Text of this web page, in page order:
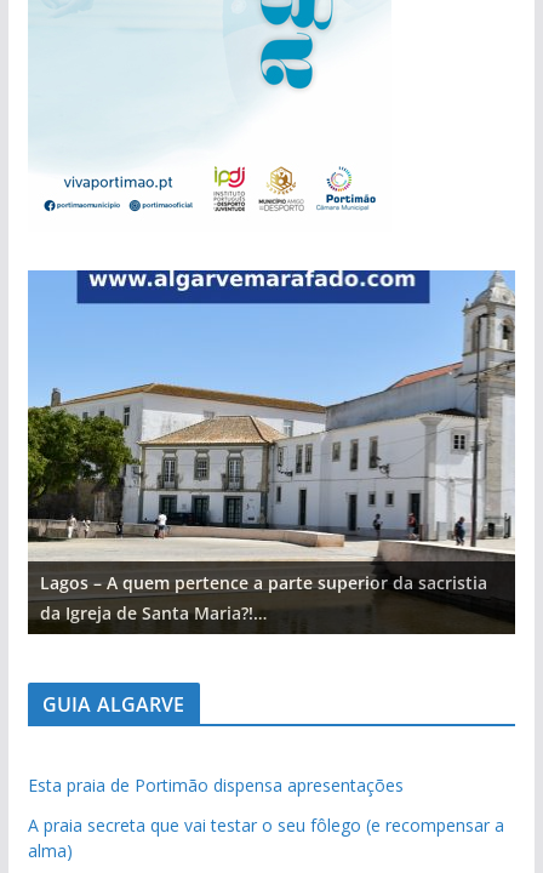
Lagos – A quem pertence a parte superior da sacristia
da Igreja de Santa Maria?!…
GUIA ALGARVE
Esta praia de Portimão dispensa apresentações
A praia secreta que vai testar o seu fôlego (e recompensar a
alma)